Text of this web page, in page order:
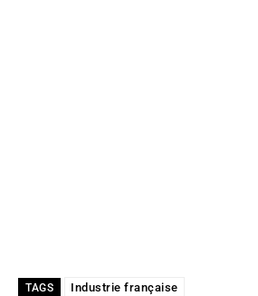
TAGS Industrie française